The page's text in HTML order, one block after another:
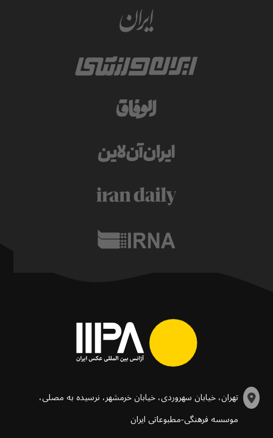
تهران، خیابان سهروردی، خیابان خرمشهر، نرسیده به مصلی،
موسسه فرهنگی-مطبوعاتی ایران